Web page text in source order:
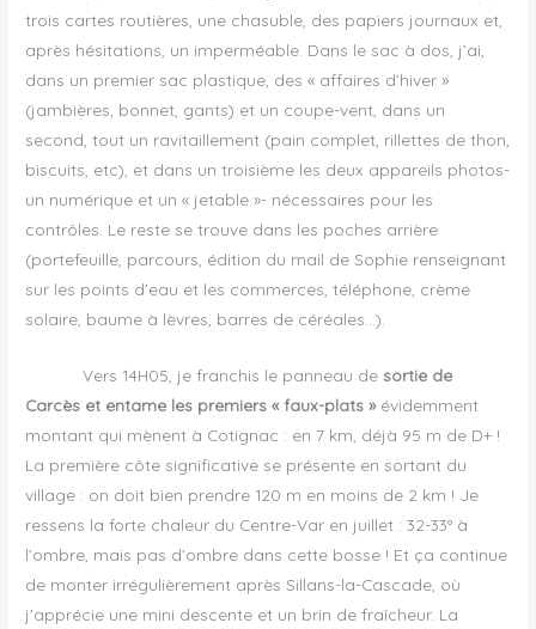
trois cartes routières, une chasuble, des papiers journaux et,
après hésitations, un imperméable. Dans le sac à dos, j’ai,
dans un premier sac plastique, des « affaires d’hiver »
(jambières, bonnet, gants) et un coupe-vent, dans un
second, tout un ravitaillement (pain complet, rillettes de thon,
biscuits, etc), et dans un troisième les deux appareils photos-
un numérique et un « jetable »- nécessaires pour les
contrôles. Le reste se trouve dans les poches arrière
(portefeuille, parcours, édition du mail de Sophie renseignant
sur les points d’eau et les commerces, téléphone, crème
solaire, baume à lèvres, barres de céréales…).
Vers 14H05, je franchis le panneau de sortie de
Carcès et entame les premiers « faux-plats »évidemment
montant qui mènent à Cotignac : en 7 km, déjà 95 m de D+ !
La première côte significative se présente en sortant du
village : on doit bien prendre 120 m en moins de 2 km ! Je
ressens la forte chaleur du Centre-Var en juillet : 32-33° à
l’ombre, mais pas d’ombre dans cette bosse ! Et ça continue
de monter irrégulièrement après Sillans-la-Cascade, où
j’apprécie une mini descente et un brin de fraîcheur. La